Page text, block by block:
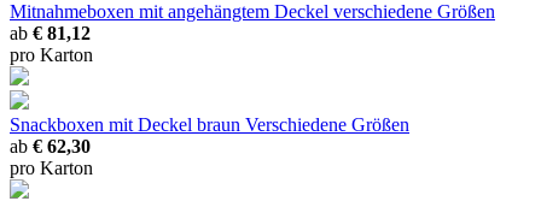
Mitnahmeboxen mit angehängtem Deckel verschiedene Größen
ab € 81,12
pro Karton
Snackboxen mit Deckel braun Verschiedene Größen
ab € 62,30
pro Karton